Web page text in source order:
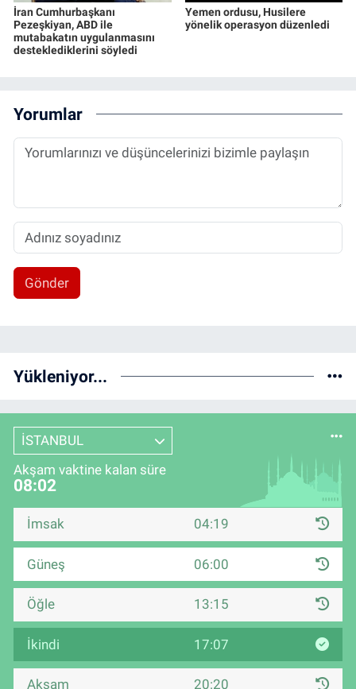
İran Cumhurbaşkanı
Pezeşkiyan, ABD ile
mutabakatın uygulanmasını
desteklediklerini söyledi
Yemen ordusu, Husilere
yönelik operasyon düzenledi
Yorumlar
Gönder
Yükleniyor...
İSTANBUL
Akşam vaktine kalan süre
08:01
İmsak 04:19
Güneş 06:00
Öğle 13:15
İkindi 17:07
Akşam 20:20